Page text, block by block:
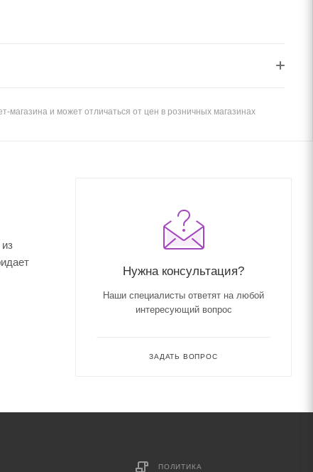
магазина и может отличаться от цен в розничных магазинах
Нужна консультация?
Наши специалисты ответят на любой
интересующий вопрос
ЗАДАТЬ ВОПРОС
ПОЛИТИКА